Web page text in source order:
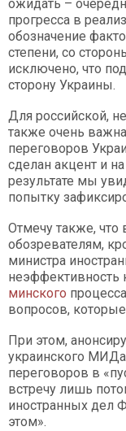
ожидать –
прогресса в
обозначение
степени, со
исключено, что
сторону Украины.
Для российской,
также очень
переговоров
сделан акцент и
результате мы
попытку
Отмечу также,
обозревателям,
министра
неэффективность
минского
вопросов,
При этом,
украинского МИДа
переговоров в
встречу лишь
иностранных дел
этом».